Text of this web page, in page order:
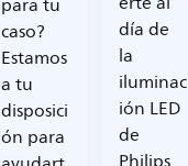
para tu
caso?
Estamos
a tu
disposici
ón para
día de
la
iluminac
ión LED
de